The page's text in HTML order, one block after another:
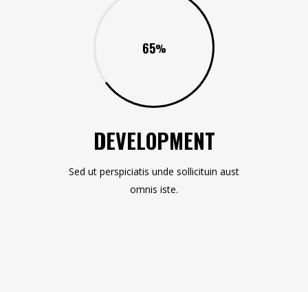
65
DEVELOPMENT
Sed ut perspiciatis unde sollicituin aust
omnis iste.